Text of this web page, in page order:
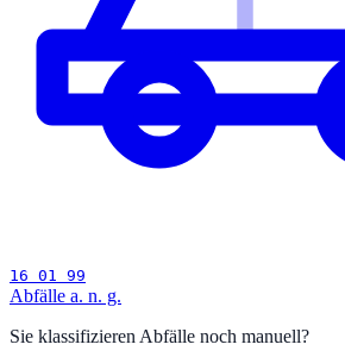
16 01 99
Abfälle a. n. g.
Sie klassifizieren Abfälle noch manuell?